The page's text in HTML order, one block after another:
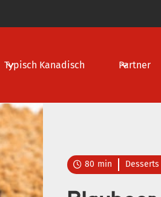
Typisch Kanadisch Partner
 80 min Desserts